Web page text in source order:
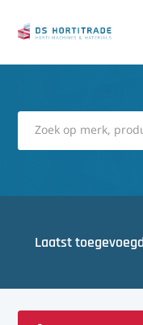
Laatst